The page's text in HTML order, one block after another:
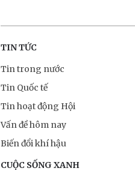
TIN TỨC
Tin trong nước
Tin Quốc tế
Tin hoạt động Hội
Vấn đề hôm nay
Biến đổi khí hậu
CUỘC SỐNG XANH